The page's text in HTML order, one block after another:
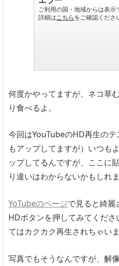
何度かやってますが、ネコ草
り食べるよ。
今回はYouTubeのHD再生の
もアップしてますが）いつも
ップしてるんですが、ここに
り違いはわからないかもしれま
YoTubeのページで見ると綺麗
HDボタンを押してみてくだ
てはカクカク再生されちゃいま
写真でもそうなんですが、解